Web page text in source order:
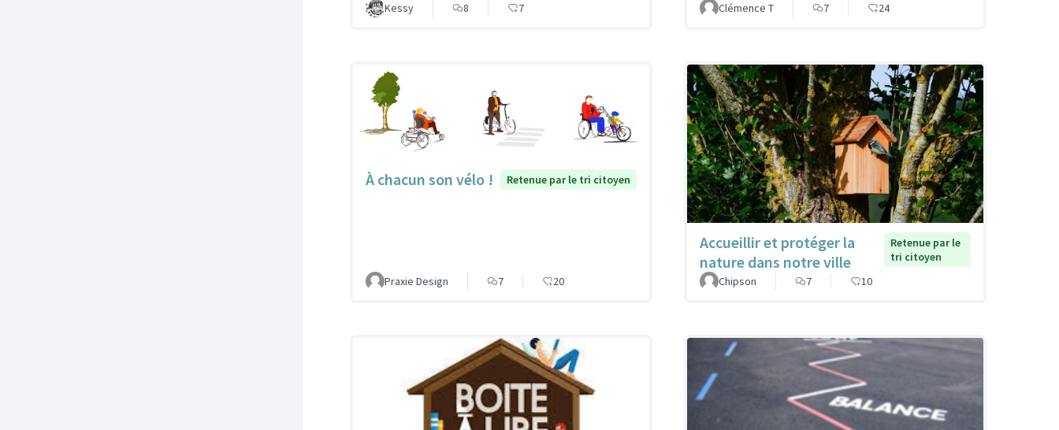
Kessy 8 7 Clémence T 7 24
À chacun son vélo ! Retenue par le tri citoyen
Praxie Design 7 20
Accueillir et protéger la
nature dans notre ville
Retenue par le
tri citoyen
Chipson
7 10